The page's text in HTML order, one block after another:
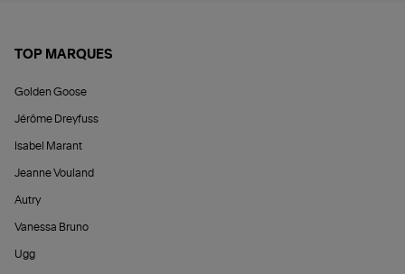
TOP MARQUES
Golden Goose
Jérôme Dreyfuss
Isabel Marant
Jeanne Vouland
Autry
Vanessa Bruno
Ugg